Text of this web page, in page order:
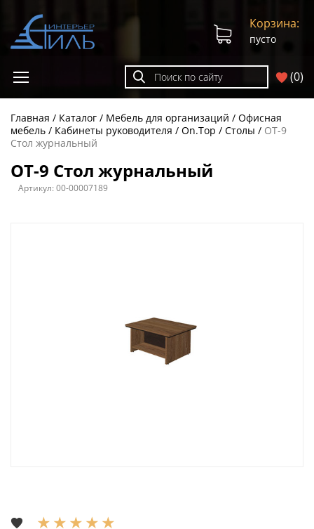
(0)
Корзина:
пусто
Главная Каталог Мебель для организаций
Офисная
мебель
Кабинеты руководителя On.Top Столы
OT-9
Стол журнальный
OT-9 Стол журнальный
Артикул:00-00007189